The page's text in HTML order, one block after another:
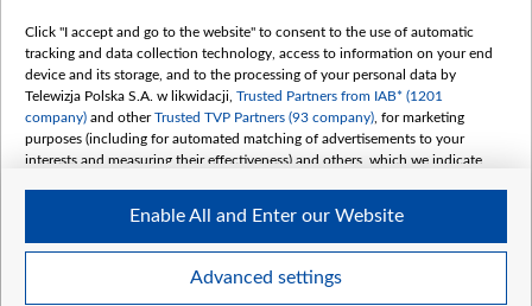
Докладно
Погляд
Цікаво
Slawa.tv
Про нас
Контакти
Правила використання матеріалів
Обробка даних
Click "I accept and go to the website" to consent to the use of automatic
tracking and data collection technology, access to information on your end
device and its storage, and to the processing of your personal data by
Telewizja Polska S.A. w likwidacji, Trusted Partners from IAB* (1201
company) and otherTrusted TVP Partners (93 company) , for marketing
purposes (including for automated matching of advertisements to your
interests and measuring their effectiveness) and others, which we indicate
The purposes of processing your data by TVP S.A. w likwidacji are as
follows:
Use limited data to select advertising
Advanced settings
Enable All and Enter our Website